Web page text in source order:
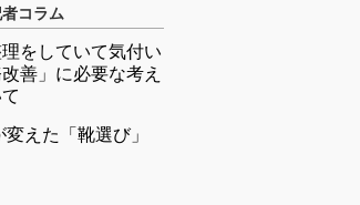
コラム
をしていて気付い
善」に必要な考え
えた「靴選び」